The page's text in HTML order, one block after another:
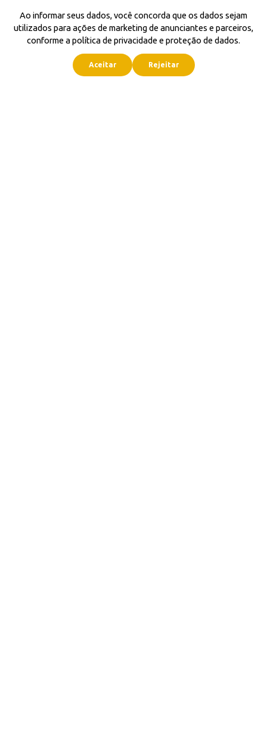
Ao informar seus dados, você concorda que os dados sejam
utilizados para ações de marketing de anunciantes e parceiros,
conforme a política de privacidade e proteção de dados.
Aceitar Rejeitar